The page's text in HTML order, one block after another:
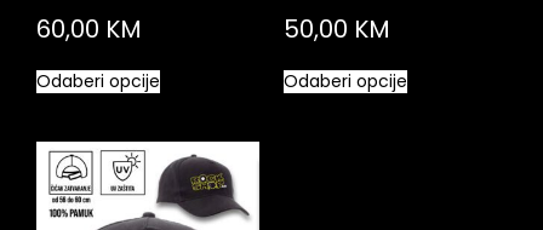
60,00 KM
Odaberi opcije
50,00 KM
Odaberi opcije